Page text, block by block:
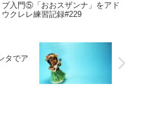
ブ入門⑤「おおスザンナ」をアド
クレレ練習記録#229
タでア